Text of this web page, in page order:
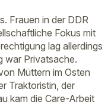
Frauen in der DDR
Fokus mit
lag allerdings
war Privatsache.
Müttern im Osten
Traktoristin, der
kam die Care-Arbeit